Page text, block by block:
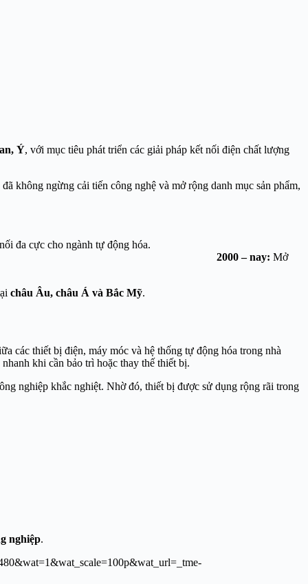
Ý, với mục tiêu phát triển các giải pháp kết nối điện chất lượng
không ngừng cải tiến công nghệ và mở rộng danh mục sản phẩm,
dòng đầu nối đa cực cho ngành tự động hóa.
2000 – nay: Mở
châu Âu, châu Á và Bắc Mỹ.
các thiết bị điện, máy móc và hệ thống tự động hóa trong nhà
khi cần bảo trì hoặc thay thế thiết bị.
nghiệp khắc nghiệt. Nhờ đó, thiết bị được sử dụng rộng rãi trong
nghiệp.